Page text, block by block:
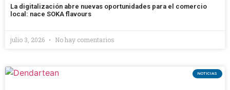
La digitalización abre nuevas oportunidades para el comercio
local: nace SOKA flavours
julio 3, 2026 No hay comentarios
NOTICIAS